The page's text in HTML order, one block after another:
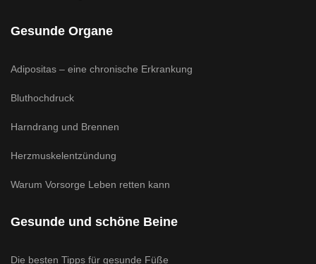
Gesunde Organe
Adipositas – eine chronische Erkrankung
Bluthochdruck
Harndrang und Brennen
Herzmuskelentzündung
Warum Vorsorge Leben retten kann
Gesunde und schöne Beine
Die besten Tipps für gesunde Füße